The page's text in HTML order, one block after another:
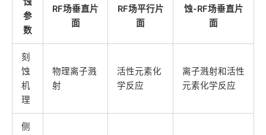
参
数
RF场垂直片
面
RF场平行片
面
蚀-RF场垂直片
面
刻
蚀
机
理
物理离子溅
射
活性元素化
学反应
离子溅射和活性
元素化学反应
侧